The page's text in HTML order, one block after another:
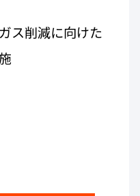
ス削減に向けた